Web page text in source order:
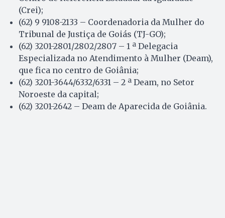
(Crei);
(62) 9 9108-2133 – Coordenadoria da Mulher do
Tribunal de Justiça de Goiás (TJ-GO);
(62) 3201-2801/2802/2807 – 1 ª Delegacia
Especializada no Atendimento à Mulher (Deam),
que fica no centro de Goiânia;
(62) 3201-3644/6332/6331 – 2 ª Deam, no Setor
Noroeste da capital;
(62) 3201-2642 – Deam de Aparecida de Goiânia.